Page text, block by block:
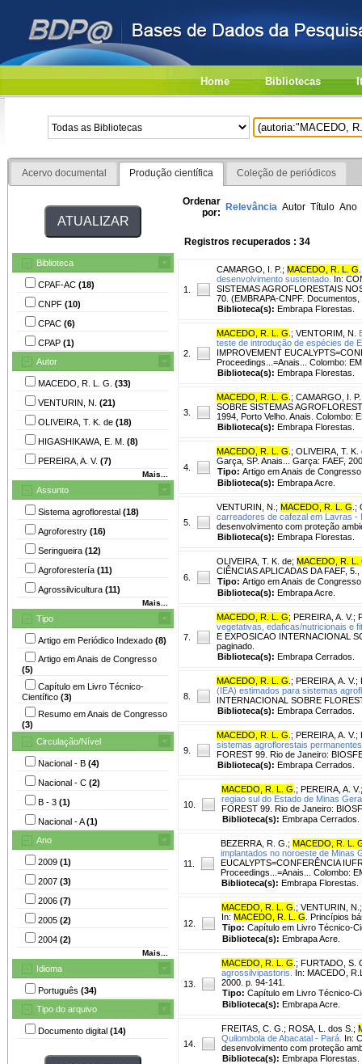
Home Bibliotecas
Acervo documental Produção científica Coleção de periódicos
Biblioteca
CPAF-AC (18)
CNPF (10)
CPAC (6)
CPAP (1)
Autor
MACEDO, R. L. G. (33)
VENTURIN, N. (21)
OLIVEIRA, T. K. de (18)
HIGASHIKAWA, E. M. (8)
PEREIRA, A. V. (7)
Mais...
Assunto
Sistema agroflorestal (18)
Agroforestry (16)
Seringueira (12)
Agroforestería (11)
Agrossilvicultura (11)
Mais...
Tipo
Artigo em Periódico Indexado (8)
Artigo em Anais de Congresso
(5)
Capítulo em Livro Técnico-
Científico (3)
Resumo em Anais de Congresso
(3)
Circulação/Nível
Nacional - B (4)
Nacional - C (2)
B - 3 (1)
Nacional - A(1)
Ano
2009 (1)
2007 (3)
2006 (7)
2005 (2)
2004 (2)
Mais...
Idioma
Português (34)
Tipo do arquivo
Documento digital (14)
Ordenar
por: Relevância Autor Título Ano
Registros recuperados : 34
1.
CAMARGO, I. P. ; MACEDO, R. L. G
desenvolvimento sustentado. In:
SISTEMAS AGROFLORESTAIS
70. (EMBRAPA-CNPF. Documentos,
Biblioteca(s): Embrapa Florestas.
2.
MACEDO, R. L. G ; VENTORIM, N.
teste de introdução de espécies de
IMPROVEMENT
Proceedings...=Anais... Colombo:
Biblioteca(s): Embrapa Florestas.
3.
MACEDO, R. L. G ; CAMARGO, I. P.
SOBRE SISTEMAS
1994, Porto Velho. Anais. Colombo:
Biblioteca(s): Embrapa Florestas.
4.
MACEDO, R. L. G ; OLIVEIRA, T. K.
Garça, SP. Anais... Garça: FAEF,
Tipo: Artigo em Anais de Congresso
Biblioteca(s): Embrapa Acre.
5.
VENTURIN, N. ; MACEDO, R. L. G ;
carreadores de cafezal em Lavras -
desenvolvimento com proteção
Biblioteca(s): Embrapa Florestas.
6.
OLIVEIRA, T. K. de; MACEDO, R. L.
CIÊNCIAS APLICADAS DA FAEF,
Tipo: Artigo em Anais de Congresso
Biblioteca(s): Embrapa Acre.
7.
MACEDO, R. L. G; PEREIRA, A. V.;
vegetativas, edaficas/nutricionais e
E EXPOSICAO INTERNACIONAL
paginado.
Biblioteca(s): Embrapa Cerrados.
8.
MACEDO, R. L. G ; PEREIRA, A. V.;
(IEA) estimados para sistemas
INTERNACIONAL SOBRE
Biblioteca(s): Embrapa Cerrados.
9.
MACEDO, R. L. G ; PEREIRA, A. V.;
sistemas agroflorestais
FOREST 99. Rio de Janeiro:
Biblioteca(s): Embrapa Cerrados.
10.
MACEDO, R. L. G ; PEREIRA, A. V.
regiao sul do Estado de Minas
FOREST 99. Rio de Janeiro:
Biblioteca(s): Embrapa Cerrados.
11.
BEZERRA, R. G. ; MACEDO, R. L.
implantados no noroeste de Minas
EUCALYPTS=CONFERÊNCIA
Proceedings...=Anais... Colombo:
Biblioteca(s): Embrapa Florestas.
12.
MACEDO, R. L. G ; VENTURIN, N.
In: MACEDO, R. L. G . Princípios
Tipo: Capítulo em Livro Técnico-
Biblioteca(s): Embrapa Acre.
13.
MACEDO, R. L. G ; FURTADO, S.
agrossilvipastoris.
In: MACEDO,
2000. p. 94-141.
Tipo: Capítulo em Livro Técnico-
Biblioteca(s): Embrapa Acre.
14.
FREITAS, C. G. ; ROSA, L. dos S. ;
Quilombola de Abacatal - Pará. In:
desenvolvimento com proteção
Biblioteca(s): Embrapa Florestas.